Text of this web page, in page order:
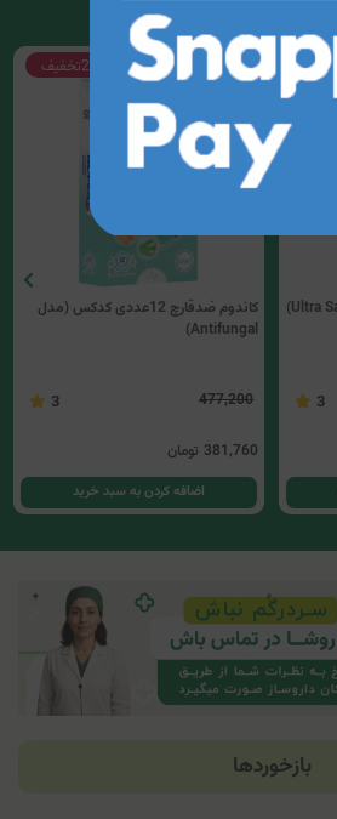
تخفیف
3
20%تخفیف
کاندوم ضدقارچ 12عددی کدکس (مدل
Antifungal)
477,200
3
381,760 تومان
اضافه کردن به سبد خرید
بازخوردها